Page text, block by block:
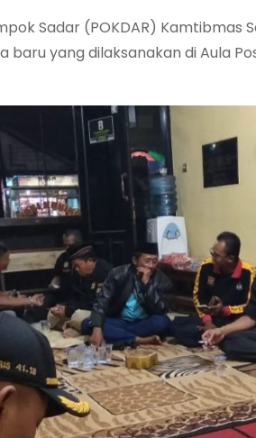
Sadar (POKDAR) Kamtibmas
yang dilaksanakan di Aula